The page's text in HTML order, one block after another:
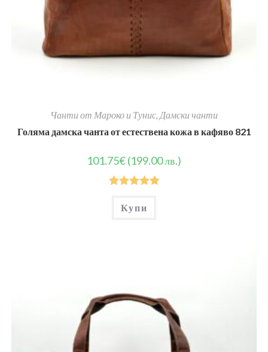
Чанти от Мароко и Тунис, Дамски чанти
Голяма дамска чанта от естествена кожа в кафяво 821
101.75€(199.00 лв.)
Оценено на
5.00от 5
Купи